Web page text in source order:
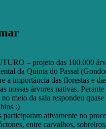
– projeto das 100.000
da Quinta do Passal
a importância das florestas e
nossas árvores nativas. Perante
meio da sala respondeu
:)
ativamente no
entre carvalhos,